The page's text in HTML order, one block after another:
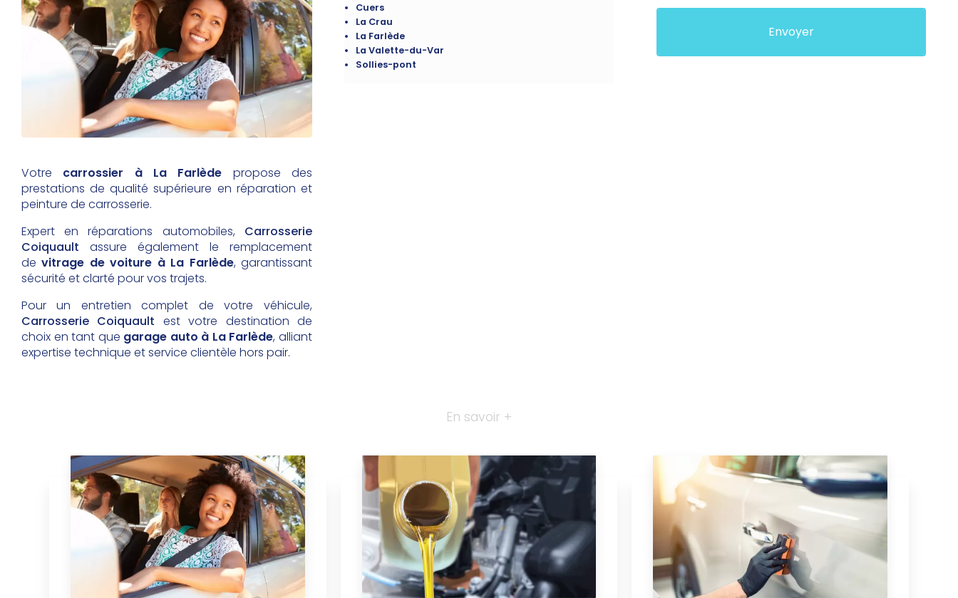
Votre carrossier à La Farlède propose des
prestations de qualité supérieure en réparation et
peinture de carrosserie.
Expert en réparations automobiles, Carrosserie
Coiquault assure également le remplacement
devitrage de voiture à La Farlède, garantissant
sécurité et clarté pour vos trajets.
Pour un entretien complet de votre véhicule,
Carrosserie Coiquault est votre destination de
choix en tant que garage auto à La Farlède, alliant
expertise technique et service clientèle hors pair.
Cuers
La Crau
La Farlède
La Valette-du-Var
Sollies-pont
En savoir +